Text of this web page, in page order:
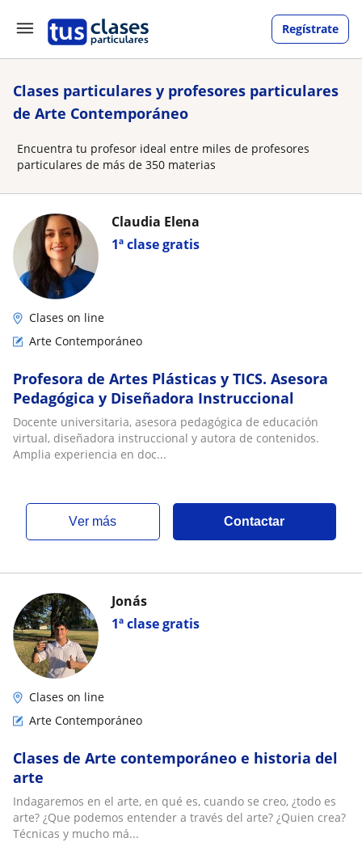
Regístrate
Clases particulares y profesores particulares
de Arte Contemporáneo
Encuentra tu profesor ideal entre miles de profesores
particulares de más de 350 materias
1ª clase gratis
Claudia Elena
Clases on line
Arte Contemporáneo
Profesora de Artes Plásticas y TICS. Asesora
Pedagógica y Diseñadora Instruccional
Docente universitaria, asesora pedagógica de educación
virtual, diseñadora instruccional y autora de contenidos.
Amplia experiencia en doc...
ver más Contactar
1ª clase gratis
Jonás
Clases on line
Arte Contemporáneo
Clases de Arte contemporáneo e historia del
arte
Indagaremos en el arte, en qué es, cuando se creo, ¿todo es
arte? ¿Que podemos entender a través del arte? ¿Quien crea?
Técnicas y mucho má...